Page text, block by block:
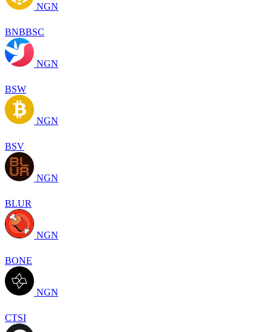
NGN
BNBBSC
NGN
BSW
NGN
BSV
NGN
BLUR
NGN
BONE
NGN
CTSI